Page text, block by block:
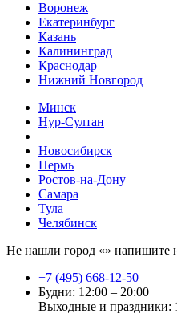
Воронеж
Екатеринбург
Казань
Калининград
Краснодар
Нижний Новгород
Минск
Нур-Султан
Новосибирск
Пермь
Ростов-на-Дону
Самара
Тула
Челябинск
Не нашли город «» напишите
+7 (495) 668-12-50
Будни: 12:00 – 20:00
Выходные и праздники: